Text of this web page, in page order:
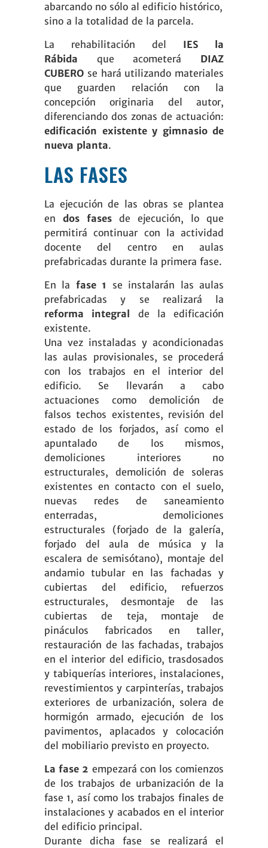
abarcando no sólo al edificio histórico,
sino a la totalidad de la parcela.
La rehabilitación del IES la
Rábida que acometerá DIAZ
CUBERO se hará utilizando materiales
que guarden relación con la
concepción originaria del autor,
diferenciando dos zonas de actuación:
edificación existente y gimnasio de
nueva planta.
LAS FASES
La ejecución de las obras se plantea
en dos fases de ejecución, lo que
permitirá continuar con la actividad
docente del centro en aulas
prefabricadas durante la primera fase.
En la fase 1
se instalarán las aulas
prefabricadas y se realizará la
reforma integral
de la edificación
existente.
Una vez instaladas y acondicionadas
las aulas provisionales, se procederá
con los trabajos en el interior del
edificio. Se llevarán a cabo
actuaciones como demolición de
falsos techos existentes, revisión del
estado de los forjados, así como el
apuntalado de los mismos,
demoliciones interiores no
estructurales, demolición de soleras
existentes en contacto con el suelo,
nuevas redes de saneamiento
enterradas, demoliciones
estructurales (forjado de la galería,
forjado del aula de música y la
escalera de semisótano), montaje del
andamio tubular en las fachadas y
cubiertas del edificio, refuerzos
estructurales, desmontaje de las
cubiertas de teja, montaje de
pináculos fabricados en taller,
restauración de las fachadas, trabajos
en el interior del edificio, trasdosados
y tabiquerías interiores, instalaciones,
revestimientos y carpinterías, trabajos
exteriores de urbanización, solera de
hormigón armado, ejecución de los
pavimentos, aplacados y colocación
del mobiliario previsto en proyecto.
La fase 2 empezará con los comienzos
de los trabajos de urbanización de la
fase 1, así como los trabajos finales de
instalaciones y acabados en el interior
del edificio principal.
Durante dicha fase se realizará el